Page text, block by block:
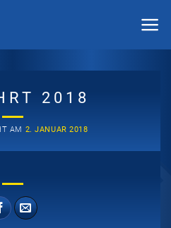
2018
AM 2. JANUAR 2018